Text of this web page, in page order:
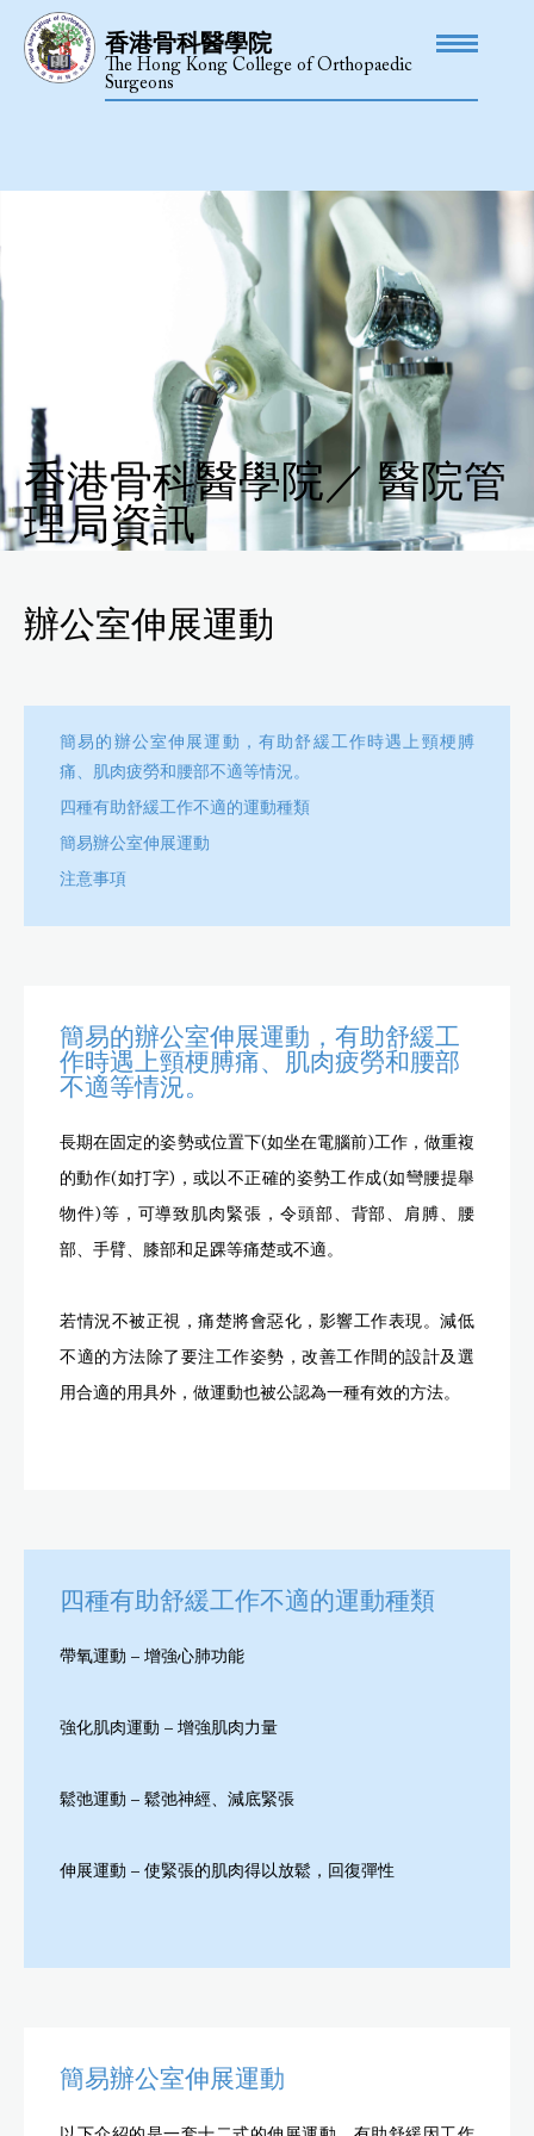
香港骨科醫學院
The Hong Kong College of Orthopaedic
Surgeons
香港骨科醫學院／ 醫院管
理局資訊
辦公室伸展運動
簡易的辦公室伸展運動，有助舒緩工作時遇上頸梗膊
痛、肌肉疲勞和腰部不適等情況。
四種有助舒緩工作不適的運動種類
簡易辦公室伸展運動
注意事項
簡易的辦公室伸展運動，有助舒緩工
作時遇上頸梗膊痛、肌肉疲勞和腰部
不適等情況。
長期在固定的姿勢或位置下(如坐在電腦前)工作，做重複
的動作(如打字)，或以不正確的姿勢工作成(如彎腰提舉
物件)等，可導致肌肉緊張，令頭部、背部、肩膊、腰
部、手臂、膝部和足踝等痛楚或不適。
若情況不被正視，痛楚將會惡化，影響工作表現。減低
不適的方法除了要注工作姿勢，改善工作間的設計及選
用合適的用具外，做運動也被公認為一種有效的方法。
四種有助舒緩工作不適的運動種類
帶氧運動 – 增強心肺功能
強化肌肉運動 – 增強肌肉力量
鬆弛運動 – 鬆弛神經、減底緊張
伸展運動 – 使緊張的肌肉得以放鬆，回復彈性
簡易辦公室伸展運動